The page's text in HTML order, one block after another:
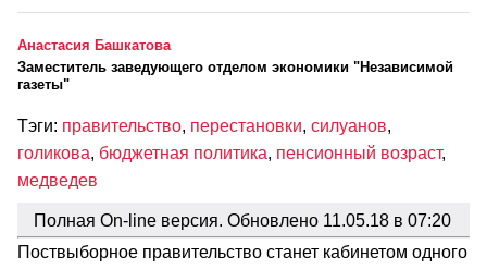
Анастасия Башкатова
Заместитель заведующего отделом экономики "Независимой
газеты"
Тэги: правительство, перестановки, силуанов,
голикова, бюджетная политика, пенсионный возраст,
медведев
Полная On-line версия. Обновлено 11.05.18 в 07:20
Поствыборное правительство станет кабинетом одного